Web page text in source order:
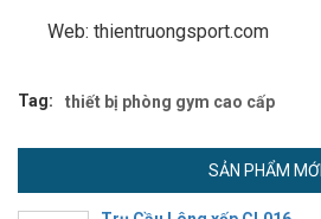
Web: thientruongsport.com
Tag: thiết bị phòng gym cao cấp
SẢN PHẨM MỚI